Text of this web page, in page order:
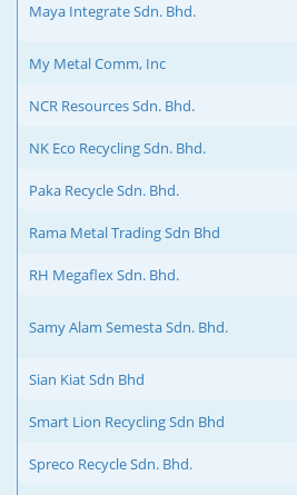
Maya Integrate Sdn. Bhd.
My Metal Comm, Inc
NCR Resources Sdn. Bhd.
NK Eco Recycling Sdn. Bhd.
Paka Recycle Sdn. Bhd.
Rama Metal Trading Sdn Bhd
RH Megaflex Sdn. Bhd.
Samy Alam Semesta Sdn. Bhd.
Sian Kiat Sdn Bhd
Smart Lion Recycling Sdn Bhd
Spreco Recycle Sdn. Bhd.